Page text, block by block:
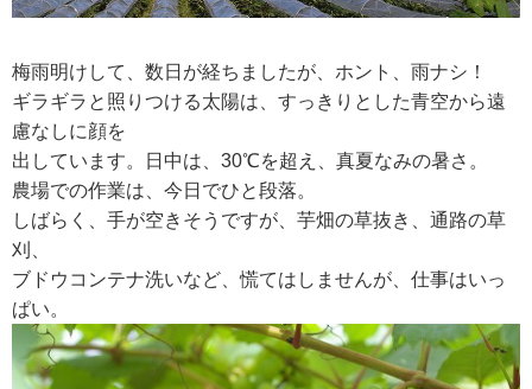
RECRUIT
求人情報
DATA
会社概要
梅雨明けして、数日が経ちましたが、ホント、雨ナシ！
ギラギラと照りつける太陽は、すっきりとした青空から遠
慮なしに顔を
出しています。日中は、30℃を超え、真夏なみの暑さ。
農場での作業は、今日でひと段落。
しばらく、手が空きそうですが、芋畑の草抜き、通路の草
刈、
ブドウコンテナ洗いなど、慌てはしませんが、仕事はいっ
ぱい。